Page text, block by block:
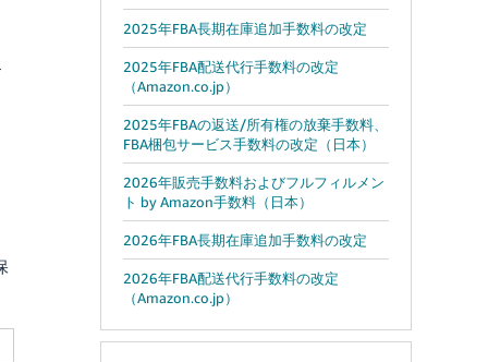
2025年FBA長期在庫追加手数料の改定
2025年FBA配送代行手数料の改定
（Amazon.co.jp）
2025年FBAの返送/所有権の放棄手数料、
FBA梱包サービス手数料の改定（日本）
2026年販売手数料およびフルフィルメン
ト by Amazon手数料（日本）
2026年FBA長期在庫追加手数料の改定
2026年FBA配送代行手数料の改定
（Amazon.co.jp）